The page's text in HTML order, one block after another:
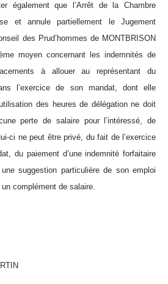
également que l’Arrêt de la Chambre
et annule partiellement le Jugement
des Prud’hommes de MONTBRISON
moyen concernant les indemnités de
à allouer au représentant du
l’exercice de son mandat, dont elle
des heures de délégation ne doit
perte de salaire pour l’intéressé, de
ci ne peut être privé, du fait de l’exercice
du paiement d’une indemnité forfaitaire
suggestion particulière de son emploi
complément de salaire.